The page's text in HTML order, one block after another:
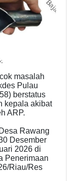
masalah
Pulau
berstatus
kepala akibat
ARP.
Rawang
Desember
2026 di
Penerimaan
Riau/Res